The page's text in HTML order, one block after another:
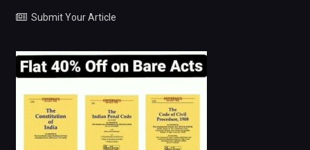
Submit Your Article